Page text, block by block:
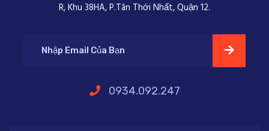
R, Khu 38HA, P.Tân Thới Nhất, Quận 12.
0934.092.247